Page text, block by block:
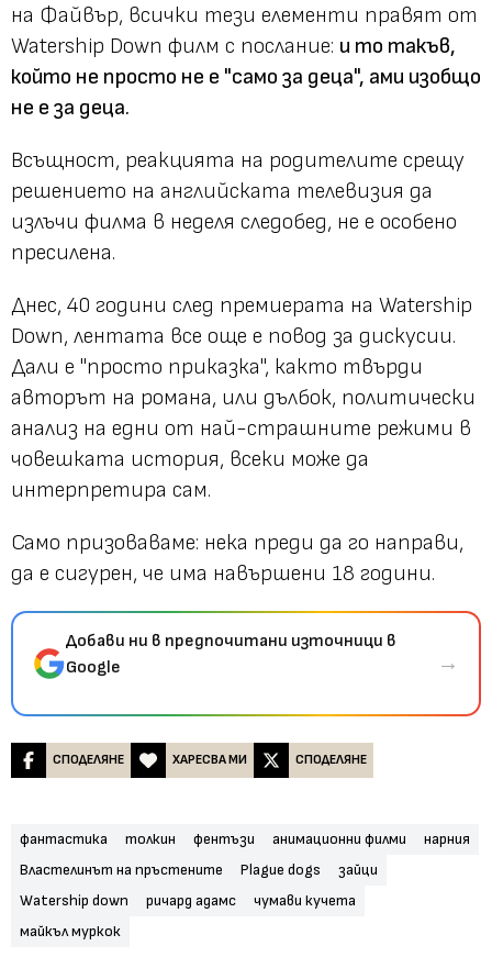
на Файвър, всички тези елементи правят от
Watership Down филм с послание: и то такъв,
който не просто не е "само за деца", ами изобщо
не е за деца.
Всъщност, реакцията на родителите срещу
решението на английската телевизия да
излъчи филма в неделя следобед, не е особено
пресилена.
Днес, 40 години след премиерата на Watership
Down, лентата все още е повод за дискусии.
Дали е "просто приказка", както твърди
авторът на романа, или дълбок, политически
анализ на едни от най-страшните режими в
човешката история, всеки може да
интерпретира сам.
Само призоваваме: нека преди да го направи,
да е сигурен, че има навършени 18 години.
Добави ни в предпочитани източници в
Google
→
СПОДЕЛЯНЕ ХАРЕСВА МИ СПОДЕЛЯНЕ
фантастика толкин фентъзи анимационни филми
нарния
Властелинът на пръстените
Plague dogs
зайци
Watership down
ричард адамс
чумави кучета
майкъл муркок